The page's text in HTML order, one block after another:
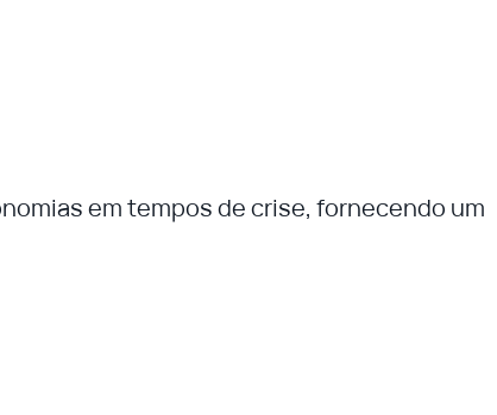
em tempos de crise, fornecendo um